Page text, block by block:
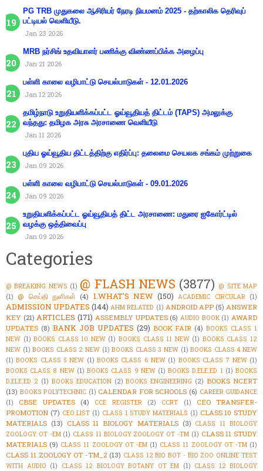
PG TRB முதுகலை ஆசிரியர் நேரடி நியமனம் 2025 - தற்காலிக தெரிவுப்
பட்டியல் வெளியீடு.
Jan 23 2026
MRB நர்சிங் உதவியாளர் பணிக்கு விண்ணப்பிக்க அழைப்பு
Jan 21 2026
பள்ளி காலை வழிபாட்டு செயல்பாடுகள் - 12.01.2026
Jan 12 2026
தமிழ்நாடு உறுதியளிக்கப்பட்ட ஓய்வூதியத் திட்டம் (TAPS) அமலுக்கு
வந்தது: தமிழக அரசு அரசாணை வெளியீடு
Jan 11 2026
புதிய ஓய்வூதிய திட்டத்திற்கு எதிர்ப்பு: தலைமை செயலக சங்கம் முற்றுகை
Jan 09 2026
பள்ளி காலை வழிபாட்டு செயல்பாடுகள் - 09.01.2026
Jan 09 2026
உறுதியளிக்கப்பட்ட ஓய்வூதியத் திட்ட அரசாணை: மதுரை ஐகோர்ட்டில்
வழக்கு ஒத்திவைப்பு
Jan 09 2026
Categories
@ BREAKING NEWS (1) @ FLASH NEWS (3877) @ SITE MAP
(1) @ செய்தி துளிகள் (4) 1.WHAT'S NEW (150) ACADEMIC CIRCULAR (1)
ADMISSION UPDATES (144) AHM RELATED (1) ANDROID APP (5) ANSWER
KEY (21) ARTICLES (171) ASSEMBLY UPDATES (6) AUDIO BOOK (1) AWARD
UPDATES (8) BANK JOB UPDATES (29) BOOK FAIR (4) BOOKS CLASS 1
NEW (1) BOOKS CLASS 10 NEW (1) BOOKS CLASS 11 NEW (1) BOOKS CLASS 12
NEW (1) BOOKS CLASS 2 NEW (1) BOOKS CLASS 3 NEW (1) BOOKS CLASS 4 NEW
(1) BOOKS CLASS 5 NEW (1) BOOKS CLASS 6 NEW (1) BOOKS CLASS 7 NEW (1)
BOOKS CLASS 8 NEW (1) BOOKS CLASS 9 NEW (1) BOOKS D.ELE.ED 1 (1) BOOKS
D.ELE.ED 2 (1) BOOKS EDUCATION (2) BOOKS ENGINEERING (2) BOOKS NCERT
(13) BOOKS POLYTECHNIC (1) CALENDAR FOR SCHOOLS (6) CAREER GUIDANCE
(1)
CBSE UPDATES (4) CCE REGISTER (2) CCRT (1)
CEO TRANSFER-
PROMOTION (7) CEO LIST (1) CLASS 1 STUDY MATERIALS (1) CLASS 10 STUDY
MATERIALS (13) CLASS 11 BIOLOGY MATERIALS (3) CLASS 11 BIOLOGY
ZOOLOGY OT -EM (1) CLASS 11 BIOLOGY ZOOLOGY OT -TM (1) CLASS 11 STUDY
MATERIALS (9) CLASS 11 ZOOLOGY OT -EM (1) CLASS 11 ZOOLOGY OT -TM (1)
CLASS 11 ZOOLOGY OT -TM_2 (13) CLASS 12 BIO BOT - BIO ZOO ONLINE TEST
WITH AUDIO (1) CLASS 12 BIOLOGY BOTANY OT EM (1) CLASS 12 BIOLOGY